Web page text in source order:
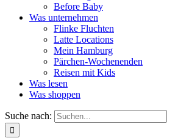
Before Baby
Was unternehmen
Flinke Fluchten
Latte Locations
Mein Hamburg
Pärchen-Wochenenden
Reisen mit Kids
Was lesen
Was shoppen
Suche nach: